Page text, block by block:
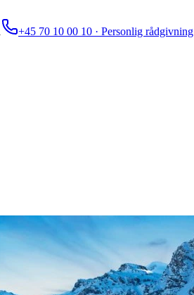
+45 70 10 00 10 · Personlig rådgivning